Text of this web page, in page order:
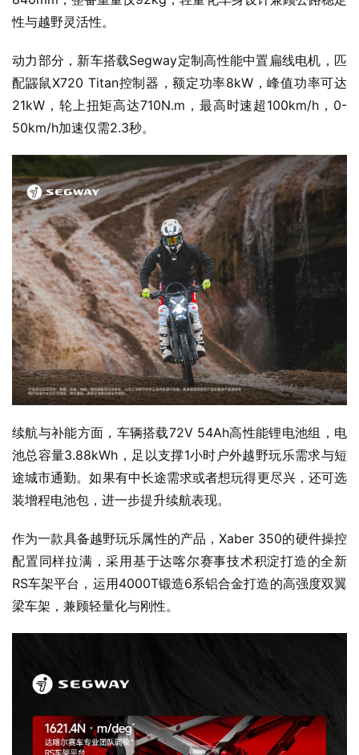
专属越野全域TCS控制系统可根据泥地、湿滑路面等低附着
身行驶稳定性，在保留越野驾驶乐趣的同时，有效降低户外
骑行风险。
小身材蕴藏核动力，动力与底盘实力越级
灵活的车身是全场景骑行的基础，Xaber 350整车尺寸为
1958mm*835mm*1158mm，轴距1299mm，座高
840mm，整备重量仅92kg，轻量化车身设计兼顾公路稳定
性与越野灵活性。
动力部分，新车搭载Segway定制高性能中置扁线电机，匹
配鼹鼠X720 Titan控制器，额定功率8kW，峰值功率可达
21kW，轮上扭矩高达710N.m，最高时速超100km/h，0-
50km/h加速仅需2.3秒。
池总容量3.88kWh，足以支撑1小时户外越野玩乐需求与短
装增程电池包，进一步提升续航表现。